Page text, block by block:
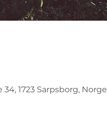
1723 Sarpsborg, Norge